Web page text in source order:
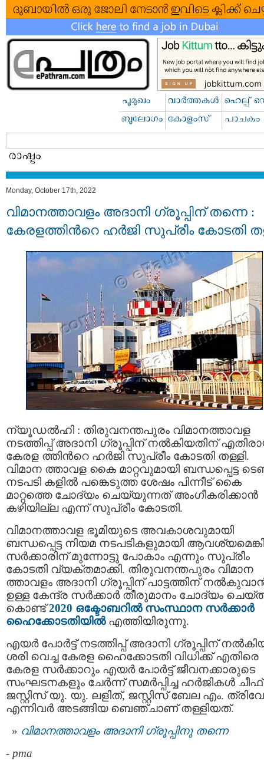
Monday, October 17th, 2022
വിമാനത്താവളം അദാനി ഗ്രൂപ്പിന് തന്നെ :
കേരളത്തിന്‍റെ ഹർജി സുപ്രീം കോടതി
ന്യൂഡൽഹി : തിരുവനന്തപുരം വിമാനത്താവള
നടത്തിപ്പ് അദാനി ഗ്രൂപ്പിന് നൽകിയതിന്
കേരള ത്തിന്‍റെ ഹർജി സുപ്രീം കോടതി തള്ളി.
വിമാന ത്താവള കൈ മാറ്റവുമായി ബന്ധപ്പെട്ട
നടപടി കളില്‍ പങ്കെടുത്ത ശേഷം പിന്നീട് കൈ
മാറ്റത്തെ ചോദ്യം ചെയ്യുന്നത് അംഗീകരിക്കാന്‍
കഴിയില്ല എന്ന് സുപ്രീം കോടതി.
വിമാനത്താവള ഭൂമിയുടെ അവകാശവുമായി
ബന്ധപ്പെട്ട നിയമ നടപടികളുമായി
സര്‍ക്കാരിന് മുന്നോട്ടു പോകാം എന്നും സുപ്രീം
കോടതി വ്യക്തമാക്കി. തിരുവനന്തപുരം വിമാന
ത്താവളം അദാനി ഗ്രൂപ്പിന് പാട്ടത്തിന്
ഉള്ള കേന്ദ്ര സര്‍ക്കാര്‍ തീരുമാനം ചോദ്യം
കൊണ്ട്2020 ഒക്ടോബറിൽ സംസ്ഥാന സര്‍ക്കാര്‍
ഹൈക്കോടതിയില്‍എത്തിയിരുന്നു.
എയര്‍ പോര്‍ട്ട് നടത്തിപ്പ് അദാനി ഗ്രൂപ്പിന്
ശരി വെച്ച കേരള ഹൈക്കോടതി വിധിക്ക് എതിരെ
കേരള സർക്കാറും എയര്‍ പോര്‍ട്ട് ജീവനക്കാരുടെ
സംഘടനകളും ചേര്‍ന്ന് സമർപ്പിച്ച ഹര്‍ജികൾ ചീഫ്
ജസ്റ്റിസ് യു. യു. ലളിത്, ജസ്റ്റിസ് ബേല എം.
എന്നിവര്‍ അടങ്ങിയ ബെഞ്ചാണ് തള്ളിയത്.
വിമാനത്താവളം അദാനി ഗ്രൂപ്പിനു തന്നെ
- pma